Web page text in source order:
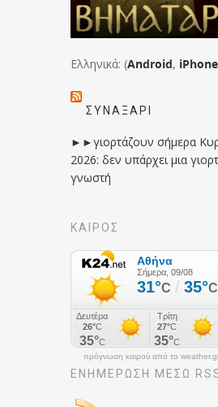
Ελληνικά: (Android, iPhone
ΣΥΝΑΞΆΡΙ
►►γιορτάζουν σήμερα
2026: δεν υπάρχει μια
γνωστή
ΚΑΙΡΟΣ
πρόγνωση καιρού από το
ΕΝΗΜΈΡΩΣΉ ΜΕΣΩ